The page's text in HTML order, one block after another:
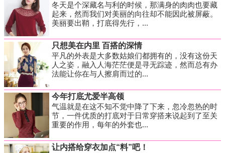
冬天是个深藏名与利的时候，那满身的肉肉也要藏
起来，然而我们对美丽的向往却不能因此被屏蔽。
美丽要出鞘，打底得先行，...
只想美在内里 百搭的深情
平凡的外表是大多数姑娘们都拥有的，没有这份天
人之姿，融入人海茫茫便是寻无踪迹，然而总有办
法能让你在与人擦肩而过的...
今年打底尤爱半高领
气温就是在这不知不觉中降了下来，忽冷忽热的时
节，一件优质的打底对于日常穿搭来说起到了至关
重要的作用，每年的外套也...
让内搭给穿衣加点“料”吧！